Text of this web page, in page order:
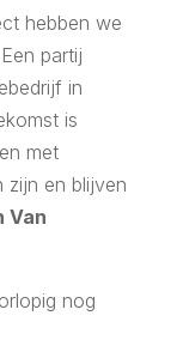
hebben we
partij
in
is
met
zijn en blijven
Van
nog